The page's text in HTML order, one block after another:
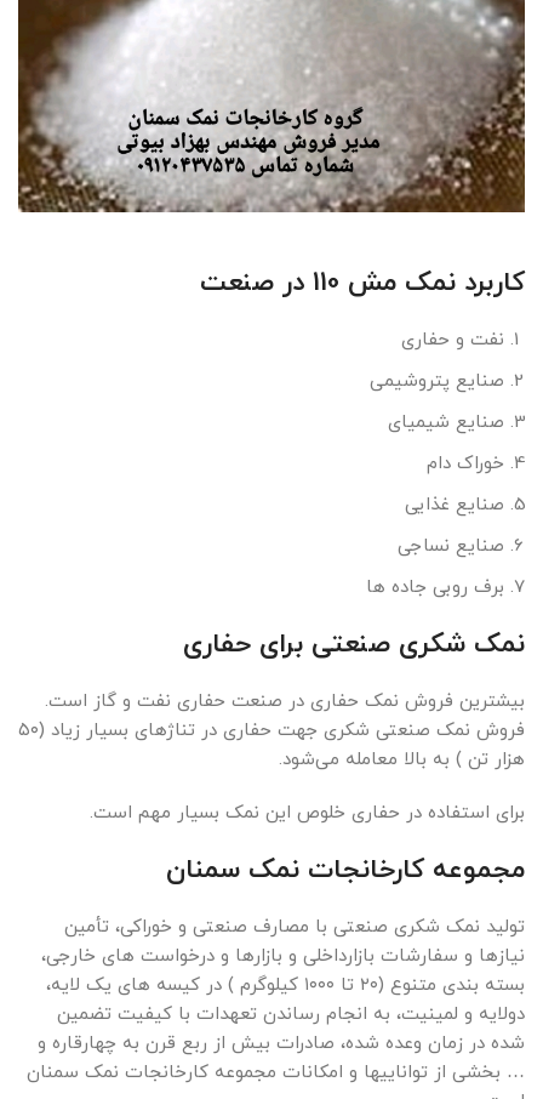
کاربرد نمک مش 110 در صنعت
نفت و حفاری
صنایع پتروشیمی
صنایع شیمیای
خوراک دام
صنایع غذایی
صنایع نساجی
برف روبی جاده ها
نمک شکری صنعتی برای حفاری
بیشترین فروش نمک حفاری در صنعت حفاری نفت و گاز است.
فروش نمک صنعتی شکری جهت حفاری در تناژهای بسیار زیاد (۵۰
هزار تن ) به بالا معامله می‌شود.
برای استفاده در حفاری خلوص این نمک بسیار مهم است.
مجموعه کارخانجات نمک سمنان
تولید نمک شکری صنعتی با مصارف صنعتی و خوراکی، تأمین
نیازها و سفارشات بازارداخلی و بازارها و درخواست های خارجی،
بسته بندی متنوع (۲۰ تا ۱۰۰۰ کیلوگرم ) در کیسه های یک لایه،
دولایه و لمینیت، به انجام رساندن تعهدات با کیفیت تضمین
شده در زمان وعده شده، صادرات بیش از ربع قرن به چهارقاره و
… بخشی از تواناییها و امکانات مجموعه کارخانجات نمک سمنان